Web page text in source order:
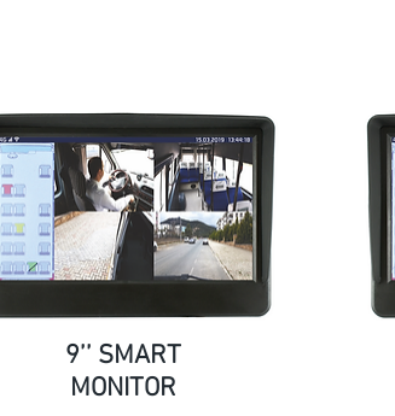
9’’ SMART
MONITOR